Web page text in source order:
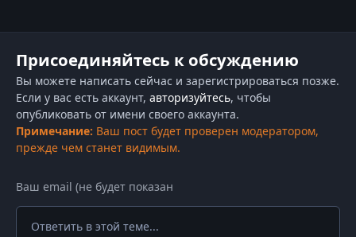
Присоединяйтесь к обсуждению
Вы можете написать сейчас и зарегистрироваться позже.
Если у вас есть аккаунт, авторизуйтесь, чтобы
опубликовать от имени своего аккаунта.
Примечание: Ваш пост будет проверен модератором,
прежде чем станет видимым.
Ответить в этой теме...